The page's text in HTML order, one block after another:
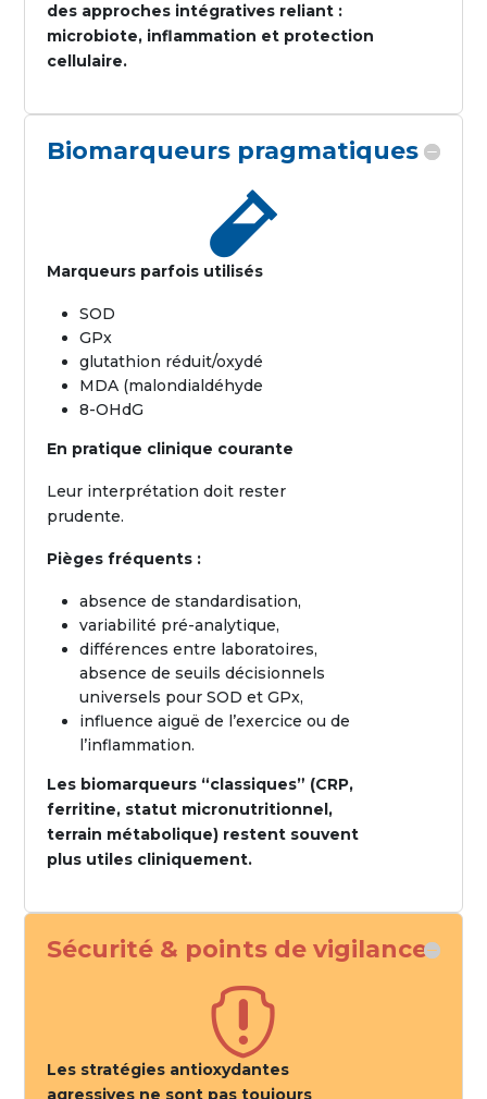
des approches intégratives reliant :
microbiote, inflammation et protection
cellulaire.
Biomarqueurs pragmatiques

Marqueurs parfois utilisés
SOD
GPx
glutathion réduit/oxydé
MDA (malondialdéhyde
8-OHdG
En pratique clinique courante
Leur interprétation doit rester
prudente.
Pièges fréquents :
absence de standardisation,
variabilité pré-analytique,
différences entre laboratoires,
absence de seuils décisionnels
universels pour SOD et GPx,
influence aiguë de l’exercice ou de
l’inflammation.
Les biomarqueurs “classiques” (CRP,
ferritine, statut micronutritionnel,
terrain métabolique) restent souvent
plus utiles cliniquement.
Sécurité & points de vigilance

Les stratégies antioxydantes
agressives ne sont pas toujours